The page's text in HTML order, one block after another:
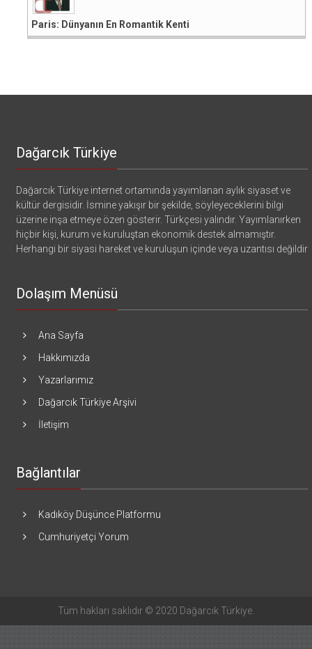
Paris: Dünyanın En Romantik Kenti
Dağarcık Türkiye
Dağarcık Türkiye internet ortamında yayımlanan aylık siyaset ve
kültür dergisidir. İsmine yakışır bir şekilde, söyleyeceklerini bilgi
üzerine inşa etmeye özen gösterir. Türkçesi yalındır. Yayımlanırken
hiçbir kişi, kurum ve kuruluştan ekonomik destek almamıştır.
Herhangi bir siyasi hareket ve kuruluşun içinde veya uzantısı değildir
Dolaşım Menüsü
Ana Sayfa
Hakkımızda
Yazarlarımız
Dağarcık Türkiye Arşivi
İletişim
Bağlantılar
Kadıköy Düşünce Platformu
Cumhuriyetçi Yorum
Tüm hakları saklıdır © 2020 Dağarcık Türkiye.